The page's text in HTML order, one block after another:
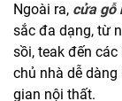
Ngoài ra, cửa gỗ
sắc đa dạng, từ
sồi, teak đến
chủ nhà dễ
gian nội thất.